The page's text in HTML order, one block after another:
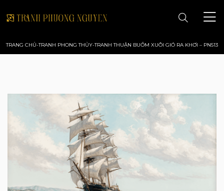
GIỚI THIỆU
TRANH PHONG CẢNH
TRANH PHONG THỦY
TRANG CHỦ-TRANH PHONG THỦY-TRANH THUẬN BUỒM XUÔI GIÓ RA KHƠI – PN513